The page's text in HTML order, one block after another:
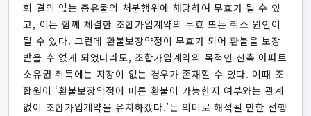
회 결의 없는 총유물의 처분행위에 해당하여 무효가 될 수 있
고, 이는 함께 체결한 조합가입계약의 무효 또는 취소 원인이
될 수 있다. 그런데 환불보장약정이 무효가 되어 환불을 보장
받을 수 없게 되었더라도, 조합가입계약의 목적인 신축 아파트
소유권 취득에는 지장이 없는 경우가 존재할 수 있다. 이때 조
합원이 ‘환불보장약정에 따른 환불이 가능한지 여부와는 관계
없이 조합가입계약을 유지하겠다.’는 의미로 해석될 만한 선행